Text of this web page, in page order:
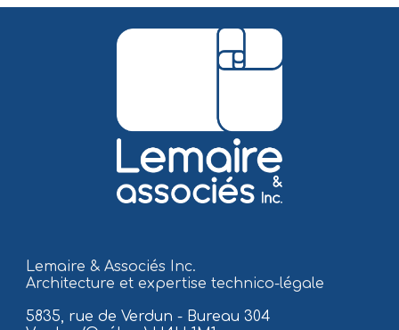
Lemaire & Associés Inc.
Architecture et expertise technico-légale
5835, rue de Verdun - Bureau 304